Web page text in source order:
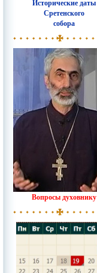
Исторические даты
Сретенского
собора
Вопросы духовнику